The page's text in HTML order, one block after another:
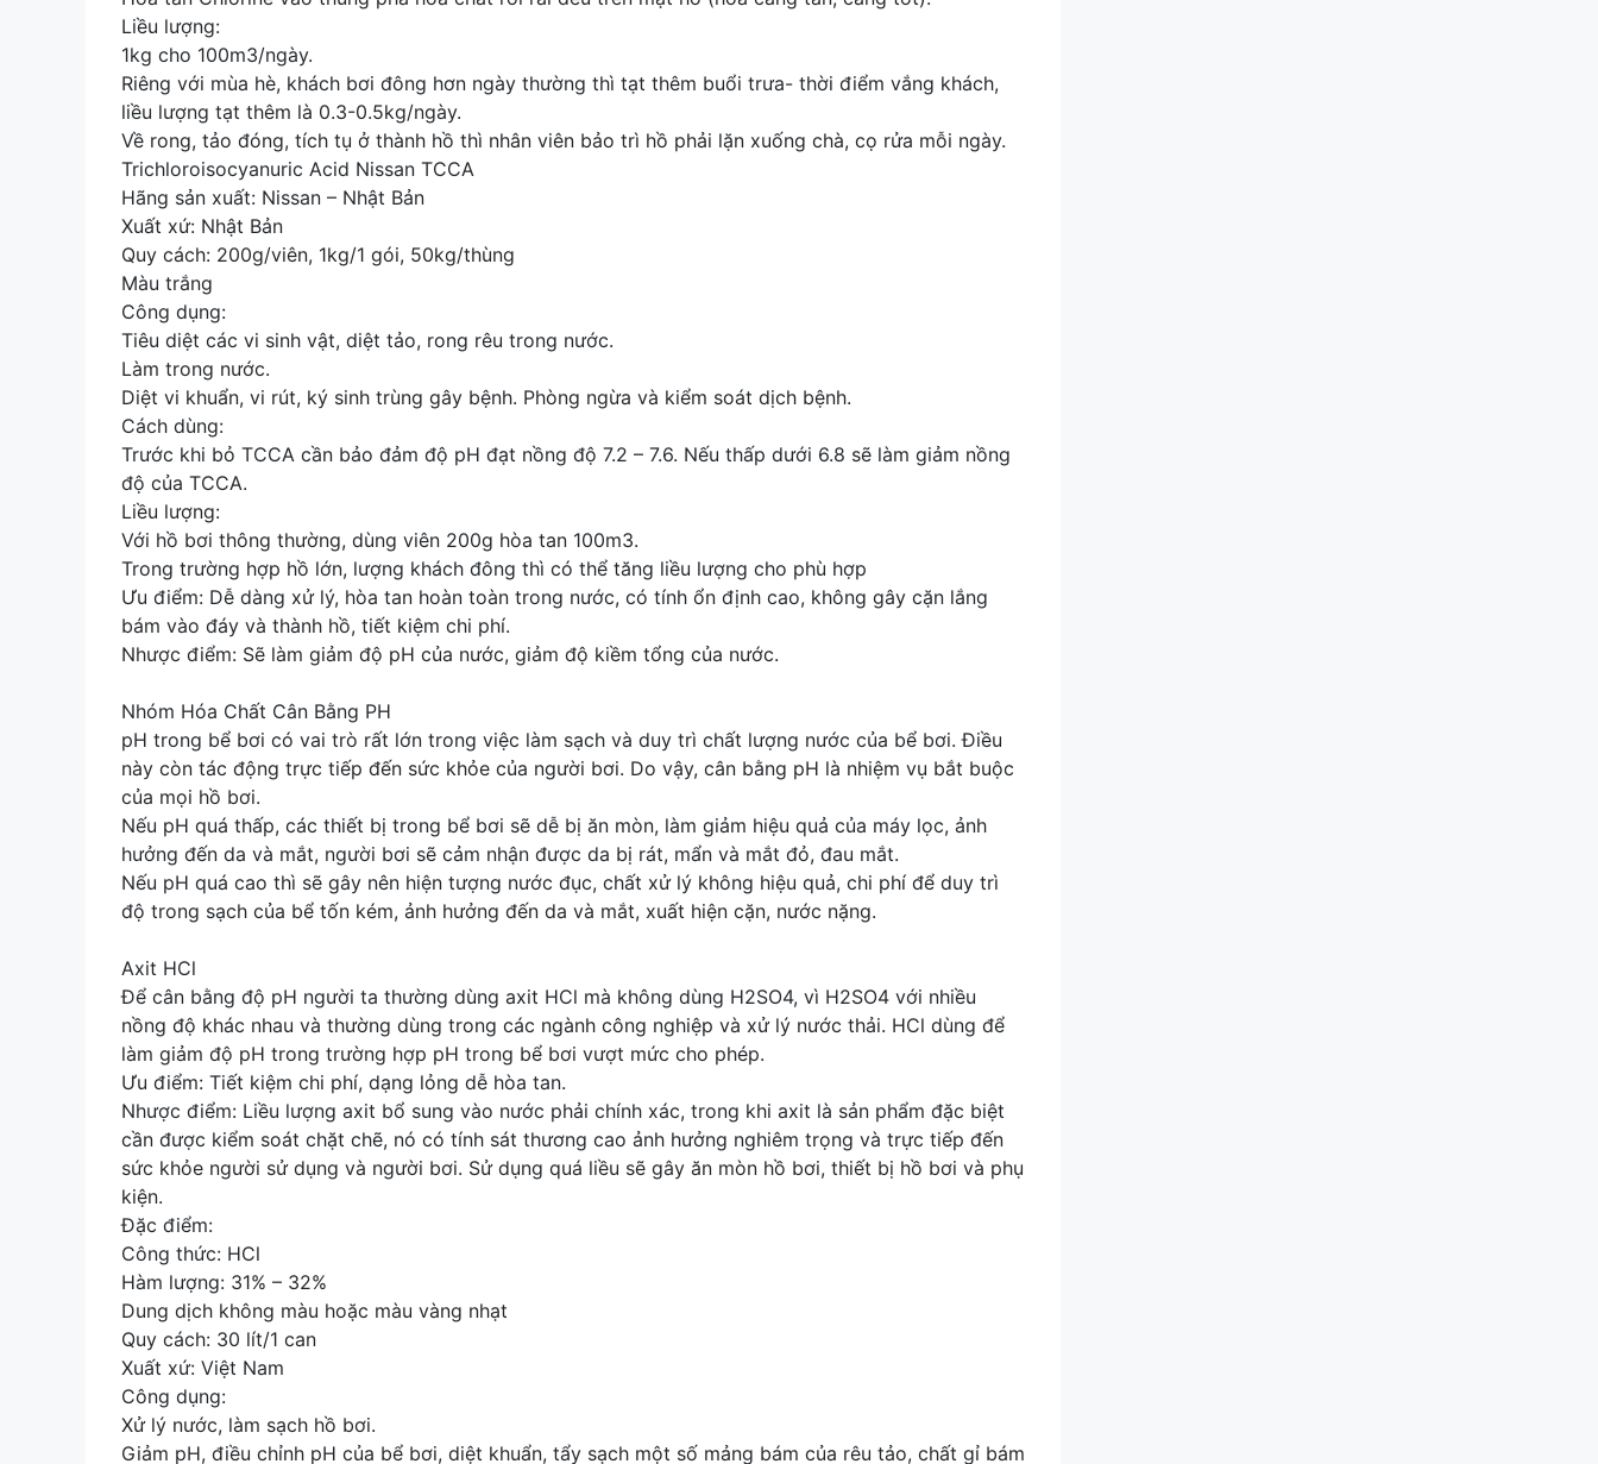
Liều lượng:
1kg cho 100m3/ngày.
Riêng với mùa hè, khách bơi đông hơn ngày thường thì tạt thêm buổi trưa- thời điểm vắng khách,
liều lượng tạt thêm là 0.3-0.5kg/ngày.
Về rong, tảo đóng, tích tụ ở thành hồ thì nhân viên bảo trì hồ phải lặn xuống chà, cọ rửa mỗi ngày.
Trichloroisocyanuric Acid Nissan TCCA
Hãng sản xuất: Nissan – Nhật Bản
Xuất xứ: Nhật Bản
Quy cách: 200g/viên, 1kg/1 gói, 50kg/thùng
Màu trắng
Công dụng:
Tiêu diệt các vi sinh vật, diệt tảo, rong rêu trong nước.
Làm trong nước.
Diệt vi khuẩn, vi rút, ký sinh trùng gây bệnh. Phòng ngừa và kiểm soát dịch bệnh.
Cách dùng:
Trước khi bỏ TCCA cần bảo đảm độ pH đạt nồng độ 7.2 – 7.6. Nếu thấp dưới 6.8 sẽ làm giảm nồng
độ của TCCA.
Liều lượng:
Với hồ bơi thông thường, dùng viên 200g hòa tan 100m3.
Trong trường hợp hồ lớn, lượng khách đông thì có thể tăng liều lượng cho phù hợp
Ưu điểm: Dễ dàng xử lý, hòa tan hoàn toàn trong nước, có tính ổn định cao, không gây cặn lắng
bám vào đáy và thành hồ, tiết kiệm chi phí.
Nhược điểm: Sẽ làm giảm độ pH của nước, giảm độ kiềm tổng của nước.
Nhóm Hóa Chất Cân Bằng PH
pH trong bể bơi có vai trò rất lớn trong việc làm sạch và duy trì chất lượng nước của bể bơi. Điều
này còn tác động trực tiếp đến sức khỏe của người bơi. Do vậy, cân bằng pH là nhiệm vụ bắt buộc
của mọi hồ bơi.
Nếu pH quá thấp, các thiết bị trong bể bơi sẽ dễ bị ăn mòn, làm giảm hiệu quả của máy lọc, ảnh
hưởng đến da và mắt, người bơi sẽ cảm nhận được da bị rát, mẩn và mắt đỏ, đau mắt.
Nếu pH quá cao thì sẽ gây nên hiện tượng nước đục, chất xử lý không hiệu quả, chi phí để duy trì
độ trong sạch của bể tốn kém, ảnh hưởng đến da và mắt, xuất hiện cặn, nước nặng.
Axit HCl
Để cân bằng độ pH người ta thường dùng axit HCl mà không dùng H2SO4, vì H2SO4 với nhiều
nồng độ khác nhau và thường dùng trong các ngành công nghiệp và xử lý nước thải. HCl dùng để
làm giảm độ pH trong trường hợp pH trong bể bơi vượt mức cho phép.
Ưu điểm: Tiết kiệm chi phí, dạng lỏng dễ hòa tan.
Nhược điểm: Liều lượng axit bổ sung vào nước phải chính xác, trong khi axit là sản phẩm đặc biệt
cần được kiểm soát chặt chẽ, nó có tính sát thương cao ảnh hưởng nghiêm trọng và trực tiếp đến
sức khỏe người sử dụng và người bơi. Sử dụng quá liều sẽ gây ăn mòn hồ bơi, thiết bị hồ bơi và phụ
kiện.
Đặc điểm:
Công thức: HCl
Hàm lượng: 31% – 32%
Dung dịch không màu hoặc màu vàng nhạt
Quy cách: 30 lít/1 can
Xuất xứ: Việt Nam
Công dụng:
Xử lý nước, làm sạch hồ bơi.
Giảm pH, điều chỉnh pH của bể bơi, diệt khuẩn, tẩy sạch một số mảng bám của rêu tảo, chất gỉ bám